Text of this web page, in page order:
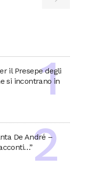
il Presepe degli
si incontrano in
De André –